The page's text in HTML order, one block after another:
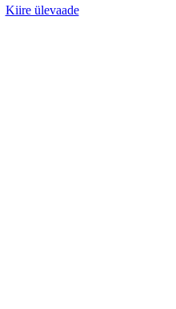
€.
Kiire ülevaade